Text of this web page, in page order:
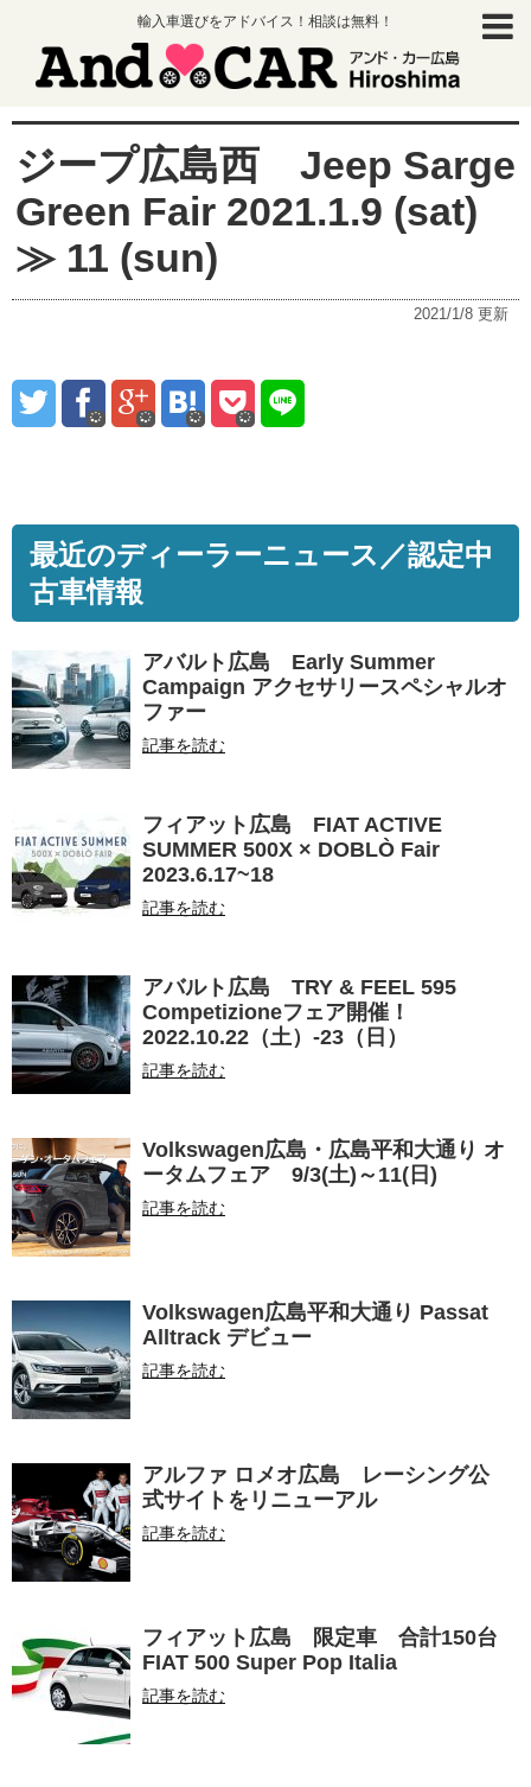
輸入車選びをアドバイス！相談は無料！
ジープ広島西 Jeep Sarge
Green Fair 2021.1.9 (sat)
≫ 11 (sun)
2021/1/8 更新
最近のディーラーニュース／認定中
古車情報
アバルト広島 Early Summer
Campaign アクセサリースペシャルオ
ファー
記事を読む
フィアット広島 FIAT ACTIVE
SUMMER 500X × DOBLÒ Fair
2023.6.17~18
記事を読む
アバルト広島 TRY & FEEL 595
Competizioneフェア開催！
2022.10.22（土）-23（日）
記事を読む
Volkswagen広島・広島平和大通り オ
ータムフェア 9/3(土)～11(日)
記事を読む
Volkswagen広島平和大通り Passat
Alltrack デビュー
記事を読む
アルファ ロメオ広島 レーシング公
式サイトをリニューアル
記事を読む
フィアット広島 限定車 合計150台
FIAT 500 Super Pop Italia
記事を読む